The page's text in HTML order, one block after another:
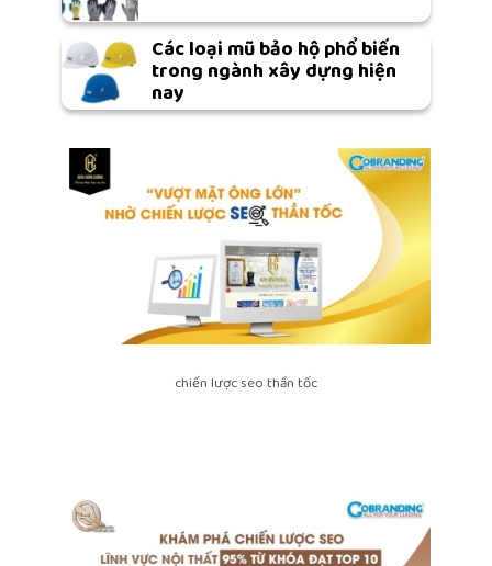
Các loại mũ bảo hộ phổ biến
trong ngành xây dựng hiện
nay
chiến lược seo thần tốc